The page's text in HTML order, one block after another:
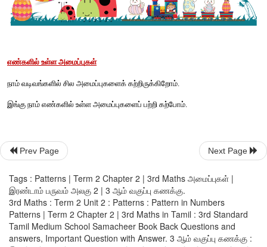
எண்களில் உள்ள அமைப்புகள்
நாம் வடிவங்களில் சில அமைப்புகளைக் கற்றிருக்கிறோம்.
இங்கு நாம் எண்களில் உள்ள அமைப்புகளைப் பற்றி கற்போம்.
Prev Page Next Page
Tags : Patterns | Term 2 Chapter 2 | 3rd Maths அமைப்புகள் |
இரண்டாம் பருவம் அலகு 2 | 3 ஆம் வகுப்பு கணக்கு.
3rd Maths : Term 2 Unit 2 : Patterns : Pattern in Numbers
Patterns | Term 2 Chapter 2 | 3rd Maths in Tamil : 3rd Standard
Tamil Medium School Samacheer Book Back Questions and
answers, Important Question with Answer. 3 ஆம் வகுப்பு கணக்கு :